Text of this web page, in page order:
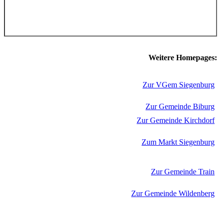
Weitere Homepages:
Zur VGem Siegenburg
Zur Gemeinde Biburg
Zur Gemeinde Kirchdorf
Zum Markt Siegenburg
Zur Gemeinde Train
Zur Gemeinde Wildenberg